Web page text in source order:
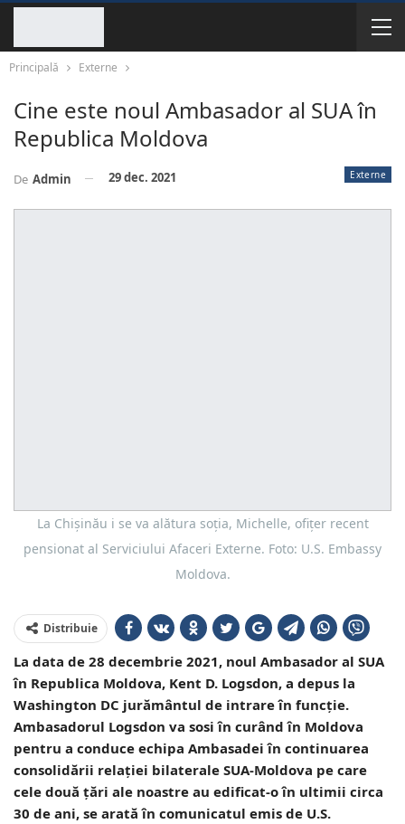
Principală Externe
Cine este noul Ambasador al SUA în
Republica Moldova
Externe
De Admin 29 dec. 2021
La Chișinău i se va alătura soția, Michelle, ofițer recent
pensionat al Serviciului Afaceri Externe. Foto: U.S. Embassy
Moldova.
Distribuie
La data de 28 decembrie 2021, noul Ambasador al SUA
în Republica Moldova, Kent D. Logsdon, a depus la
Washington DC jurământul de intrare în funcție.
Ambasadorul Logsdon va sosi în curând în Moldova
pentru a conduce echipa Ambasadei în continuarea
consolidării relației bilaterale SUA-Moldova pe care
cele două țări ale noastre au edificat-o în ultimii circa
30 de ani, se arată în comunicatul emis de U.S.